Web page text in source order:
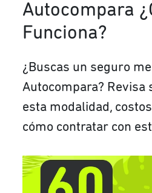
Autocompara
Funciona?
¿Buscas un seguro
Autocompara? Revisa
esta modalidad,
cómo contratar con